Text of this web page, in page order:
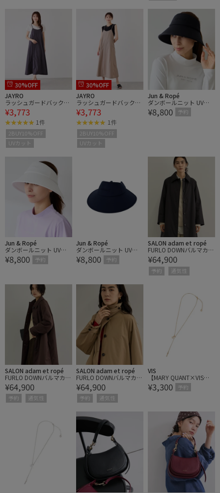
30%OFF
JAYRO
ラッシュガードバックリ
ボンワンピース
¥3,773
1件
2BUY10%OFF
UVカット
30%OFF
JAYRO
ラッシュガードバックリ
ボンワンピース
¥3,773
1件
2BUY10%OFF
UVカット
Jun & Ropé
ダンボールニット UVワ
イドバイザー
¥8,800 予約
Jun & Ropé
ダンボールニット UVワ
イドバイザー
¥8,800 予約
Jun & Ropé
ダンボールニット UVワ
イドバイザー
¥8,800 予約
SALON adam et ropé
FURLO DOWNバルマカン
コート / 撥水ファーロダ
ウン
¥64,900
予約 通気性
SALON adam et ropé
FURLO DOWNバルマカン
コート / 撥水ファーロダ
ウン
¥64,900
予約 通気性
SALON adam et ropé
FURLO DOWNバルマカン
コート / 撥水ファーロダ
ウン
¥64,900
予約 通気性
VIS
【MARY QUANT×VIS】
デイジースライダードロ
ップネックレス
¥3,300 予約